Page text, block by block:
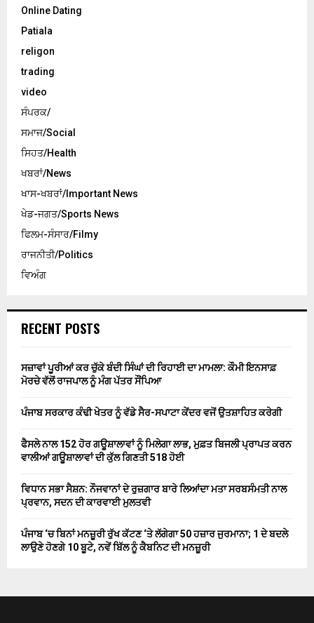
Online Dating
Patiala
religon
trading
video
ਸੰਪਰਕ/
ਸਮਾਜ/Social
ਸਿਹਤ/Health
ਖਬਰਾਂ/News
ਖਾਸ-ਖਬਰਾਂ/Important News
ਖੇਡ-ਜਗਤ/Sports News
ਫਿਲਮ-ਸੰਸਾਰ/Filmy
ਰਾਜਨੀਤੀ/Politics
ਵਿਅੰਗ
RECENT POSTS
ਸਜ਼ਾਵਾਂ ਪੂਰੀਆਂ ਕਰ ਚੁੱਕੇ ਬੰਦੀ ਸਿੰਘਾਂ ਦੀ ਰਿਹਾਈ ਦਾ ਮਾਮਲਾ: ਕੌਮੀ ਇਨਸਾਫ਼
ਮੋਰਚੇ ਵੱਲੋਂ ਰਾਜਪਾਲ ਨੂੰ ਮੰਗ ਪੱਤਰ ਸੌਂਪਿਆ
ਪੰਜਾਬ ਸਰਕਾਰ ਕੰਢੀ ਖੇਤਰ ਨੂੰ ਵੱਡੇ ਸੈਰ-ਸਪਾਟਾ ਕੇਂਦਰ ਵਜੋਂ ਉਤਸ਼ਾਹਿਤ ਕਰੇਗੀ
ਫੈਸਲੇ ਨਾਲ 152 ਹੋਰ ਗਊਸ਼ਾਲਾਵਾਂ ਨੂੰ ਮਿਲੇਗਾ ਲਾਭ, ਮੁਫ਼ਤ ਬਿਜਲੀ ਪ੍ਰਾਪਤ ਕਰਨ
ਵਾਲੀਆਂ ਗਊਸ਼ਾਲਾਵਾਂ ਦੀ ਕੁੱਲ ਗਿਣਤੀ 518 ਹੋਈ
ਵਿਧਾਨ ਸਭਾ ਸੈਸ਼ਨ: ਨੌਜਵਾਨਾਂ ਦੇ ਰੁਜ਼ਗਾਰ ਬਾਰੇ ਲਿਆਂਦਾ ਮਤਾ ਸਰਬਸੰਮਤੀ ਨਾਲ
ਪ੍ਰਵਾਨ, ਸਦਨ ਦੀ ਕਾਰਵਾਈ ਮੁਲਤਵੀ
ਪੰਜਾਬ ‘ਚ ਬਿਨਾਂ ਮਨਜ਼ੂਰੀ ਰੁੱਖ ਕੱਟਣ ‘ਤੇ ਲੱਗੇਗਾ 50 ਹਜ਼ਾਰ ਜੁਰਮਾਨਾ; 1 ਦੇ ਬਦਲੇ
ਲਾਉਣੇ ਹੋਣਗੇ 10 ਬੂਟੇ, ਨਵੇਂ ਬਿੱਲ ਨੂੰ ਕੈਬਨਿਟ ਦੀ ਮਨਜ਼ੂਰੀ